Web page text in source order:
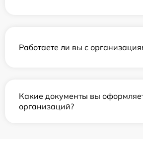
Работаете ли вы с
Какие документы вы
организаций?